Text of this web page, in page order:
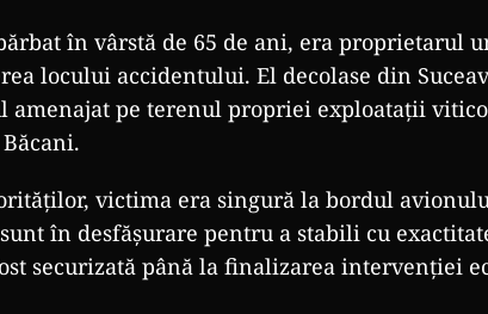
ărbat în vârstă de 65 de ani, era proprietarul
locului accidentului. El decolase din
amenajat pe terenul propriei exploatații
victima era singură la bordul
în desfășurare pentru a stabili cu
securizată până la finalizarea intervenției